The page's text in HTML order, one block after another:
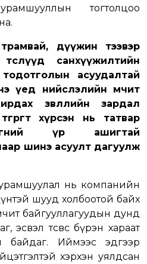
тогтолцоо
трамвай, дүүжин тээвэр
санхүүжилтийн
тодотголын асуудалтай
үед нийслэлийн өмчит
зөвлөлийн зардал
хүрсэн нь татвар
үр ашигтай
шинэ асуулт дагуулж
нь компанийн
шууд холбоотой байх
байгууллагуудын дунд
эсвэл төсвөөс бүрэн хараат
байдаг. Иймээс эдгээр
хэрхэн уялдсан